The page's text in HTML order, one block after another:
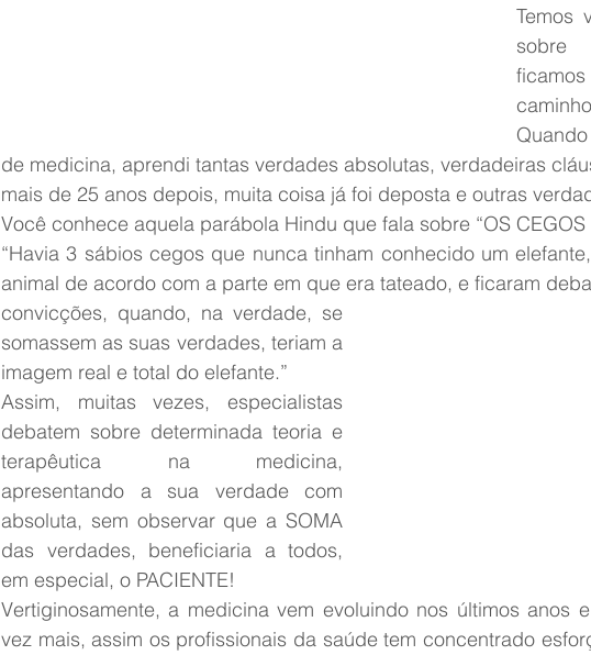
Temos
sobre
de medicina, aprendi tantas verdades absolutas, verdadeiras
mais de 25 anos depois, muita coisa já foi deposta e outras
Você conhece aquela parábola Hindu que fala sobre “OS CEGOS
“Havia 3 sábios cegos que nunca tinham conhecido um
animal de acordo com a parte em que era tateado, e ficaram
convicções, quando, na verdade, se
somassem as suas verdades, teriam a
imagem real e total do elefante.”
Assim, muitas vezes, especialistas
debatem sobre determinada teoria e
terapêutica na medicina,
apresentando a sua verdade com
absoluta, sem observar que a SOMA
das verdades, beneficiaria a todos,
em especial, o PACIENTE!
Vertiginosamente, a medicina vem evoluindo nos últimos anos
vez mais, assim os profissionais da saúde tem concentrado